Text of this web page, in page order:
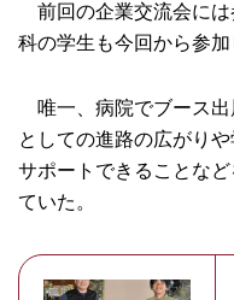
前回の企業交流会には
科の学生も今回から参加
唯一、病院でブース出
としての進路の広がり
サポートできることな
ていた。